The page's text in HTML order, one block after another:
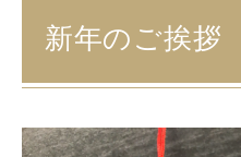
新年のご挨拶